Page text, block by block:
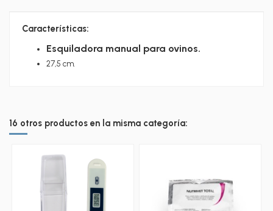
Características:
Esquiladora manual para ovinos.
27,5 cm.
16 otros productos en la misma categoría: